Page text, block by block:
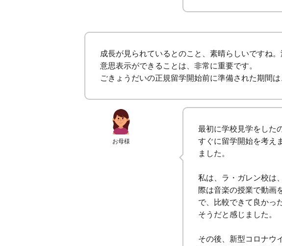
成長が見られているとのこと、素晴らしいですね
意思表示ができることは、非常に重要です。
ごきょうだいの正規留学開始前に準備された期間
お母様
最初に学校見学をした
すぐに留学開始を考え
ました。
私は、ラ・ガレン校は
際は音楽の授業で動画
で、比較できて良かっ
そうだと感じました。
その後、新型コロナウ